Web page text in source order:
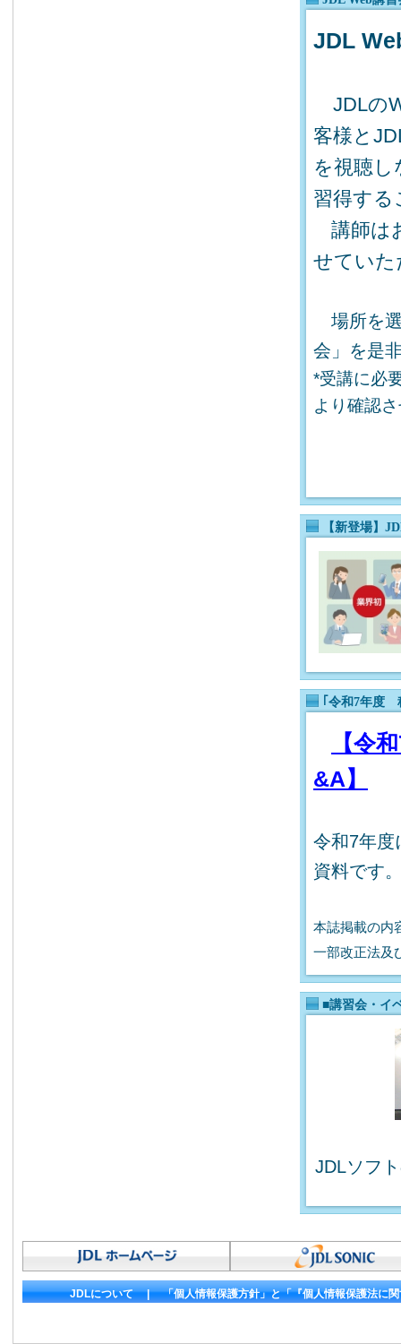
JDL
JDLの
客様と
を視聴
習得する
講師は
せていた
場所を選
会」を是
*受講に必
より確認
【新登場】
｢令和7年度
【令
&A】
令和7年度
資料です
本誌掲載の内
一部改正法及
■講習会・イ
JDLソフ
JDLについて|「個人情報保護方針」と「『個人情報保護法に